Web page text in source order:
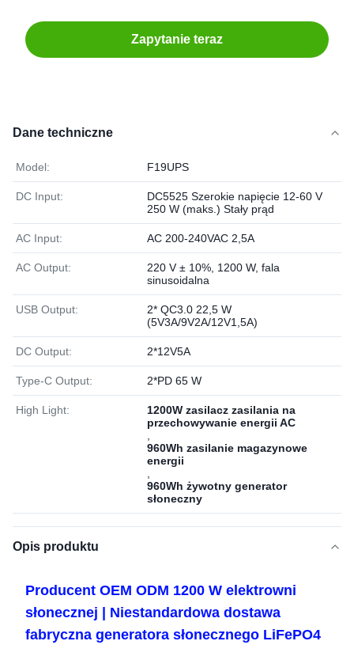
Zapytanie teraz
Dane techniczne
Model: F19UPS
DC Input:
DC5525 Szerokie napięcie 12-60 V
250 W (maks.) Stały prąd
AC Input: AC 200-240VAC 2,5A
AC Output:
220 V ± 10%, 1200 W, fala
sinusoidalna
USB Output:
2* QC3.0 22,5 W
(5V3A/9V2A/12V1,5A)
DC Output: 2*12V5A
Type-C Output: 2*PD 65 W
High Light:
1200W zasilacz zasilania na
przechowywanie energii AC
960Wh zasilanie magazynowe
energii
960Wh żywotny generator
słoneczny
Opis produktu
Producent OEM ODM 1200 W elektrowni
słonecznej | Niestandardowa dostawa
fabryczna generatora słonecznego LiFePO4